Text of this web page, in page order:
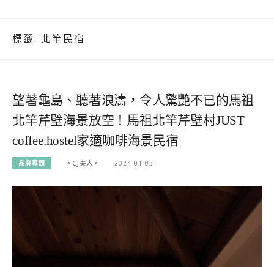
標籤: 北竿民宿
望著龜島、聽著浪濤，令人驚艷不已的馬祖
北竿芹壁海景放空！馬祖北竿芹壁村JUST
coffee.hostel家適咖啡海景民宿
品牌專題 。CJ夫人。 2024-01-03